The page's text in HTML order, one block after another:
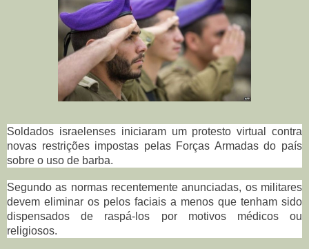
Soldados israelenses iniciaram um protesto virtual contra
novas restrições impostas pelas Forças Armadas do país
sobre o uso de barba.
Segundo as normas recentemente anunciadas, os militares
devem eliminar os pelos faciais a menos que tenham sido
dispensados de raspá-los por motivos médicos ou
religiosos.